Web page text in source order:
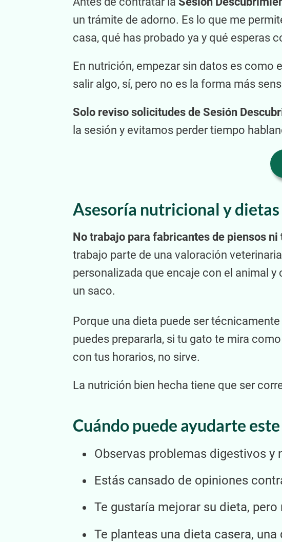
un trámite de adorno. Es lo que me
casa, qué has probado ya y qué esperas
En nutrición, empezar sin datos es como
salir algo, sí, pero no es la forma más
Solo reviso solicitudes de Sesión
la sesión y evitamos perder tiempo
Asesoría nutricional y
No trabajo para fabricantes de piensos
trabajo parte de una valoración
personalizada que encaje con el animal
un saco.
Porque una dieta puede ser
puedes prepararla, si tu gato te mira
con tus horarios, no sirve.
La nutrición bien hecha tiene que ser
Cuándo puede ayudarte
Observas problemas digestivos
Estás cansado de opiniones
Te gustaría mejorar su dieta,
Te planteas una dieta casera,